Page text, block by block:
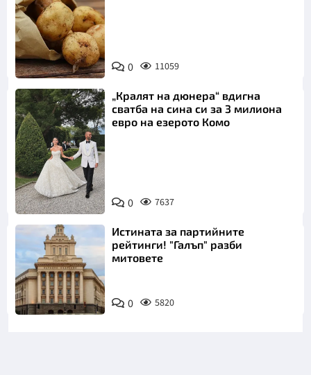
Снимка:
Пиксабей
0 11059
Снимка:
Инстаграм
„Кралят на дюнера“ вдигна
сватба на сина си за 3 милиона
евро на езерото Комо
0 7637
Истината за партийните
рейтинги! "Галъп" разби
митовете
0 5820